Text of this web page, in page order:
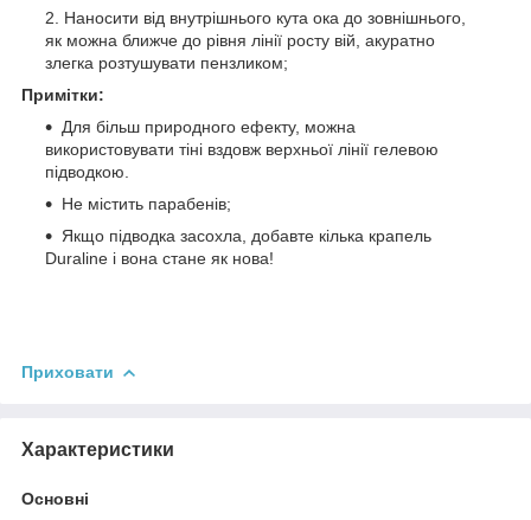
Наносити від внутрішнього кута ока до зовнішнього,
як можна ближче до рівня лінії росту вій, акуратно
злегка розтушувати пензликом;
Примітки:
Для більш природного ефекту, можна
використовувати тіні вздовж верхньої лінії гелевою
підводкою.
Не містить парабенів;
Якщо підводка засохла, добавте кілька крапель
Duraline і вона стане як нова!
Приховати
Характеристики
Основні